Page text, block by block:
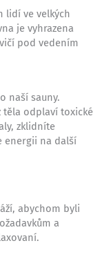
lidí ve velkých
je vyhrazena
pod vedením
naší sauny.
těla odplaví toxické
zklidníte
energii na další
abychom byli
a